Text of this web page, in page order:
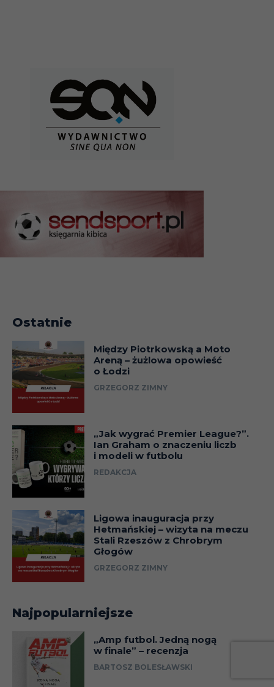
Ostatnie
Między Piotrkowską a Moto
Areną – żużlowa opowieść
o Łodzi
GRZEGORZ ZIMNY
„Jak wygrać Premier League?”.
Ian Graham o znaczeniu liczb
i modeli w futbolu
REDAKCJA
Ligowa inauguracja przy
Hetmańskiej – wizyta na meczu
Stali Rzeszów z Chrobrym
Głogów
GRZEGORZ ZIMNY
Najpopularniejsze
„Amp futbol. Jedną nogą
w finale” – recenzja
BARTOSZ BOLESŁAWSKI